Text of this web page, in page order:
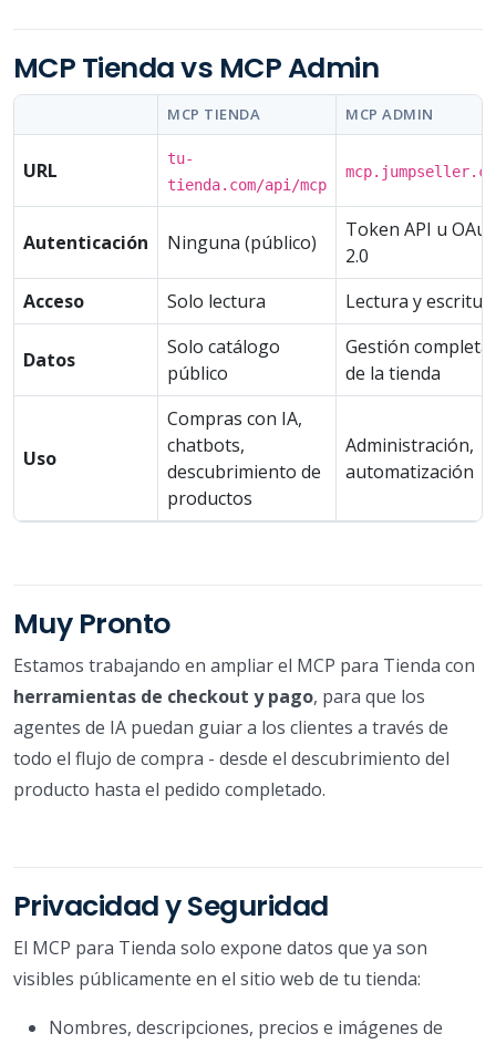
MCP Tienda vs MCP Admin
MCP TIENDA MCP ADMIN
URL
tu-
tienda.com/api/mcp
Autenticación Ninguna (público)
Token API u
2.0
Acceso
Solo lectura Lectura y
Datos
Solo catálogo
público
Gestión completa
de la tienda
Uso
Compras con IA,
chatbots,
descubrimiento de
productos
Administración,
automatización
Muy Pronto
Estamos trabajando en ampliar el MCP para Tienda con
herramientas de checkout y pago, para que los
agentes de IA puedan guiar a los clientes a través de
todo el flujo de compra - desde el descubrimiento del
producto hasta el pedido completado.
Privacidad y Seguridad
El MCP para Tienda solo expone datos que ya son
visibles públicamente en el sitio web de tu tienda:
Nombres, descripciones, precios e imágenes de